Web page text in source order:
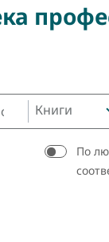
Книги
По